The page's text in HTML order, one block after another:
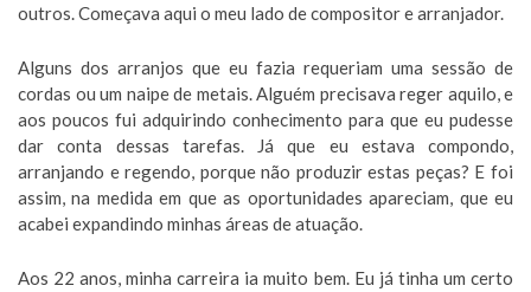
outros. Começava aqui o meu lado de compositor e arranjador.
Alguns dos arranjos que eu fazia requeriam uma sessão de
cordas ou um naipe de metais. Alguém precisava reger aquilo, e
aos poucos fui adquirindo conhecimento para que eu pudesse
dar conta dessas tarefas. Já que eu estava compondo,
arranjando e regendo, porque não produzir estas peças? E foi
assim, na medida em que as oportunidades apareciam, que eu
acabei expandindo minhas áreas de atuação.
Aos 22 anos, minha carreira ia muito bem. Eu já tinha um certo